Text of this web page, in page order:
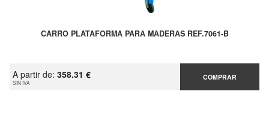
CARRO PLATAFORMA PARA MADERAS REF.7061-B
A partir de: 358.31 €
SIN IVA
COMPRAR